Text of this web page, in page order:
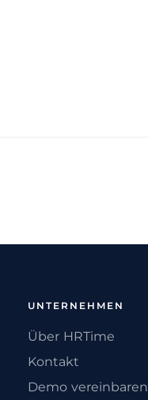
UNTERNEHMEN
Über HRTime
Kontakt
Demo vereinbaren